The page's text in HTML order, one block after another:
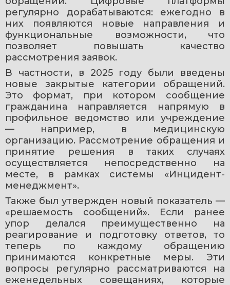
регулярно дорабатываются: ежегодно в
них появляются новые направления и
функциональные возможности, что
позволяет повышать качество
рассмотрения заявок.
В частности, в 2025 году были введены
новые закрытые категории обращений.
Это формат, при котором сообщение
гражданина направляется напрямую в
профильное ведомство или учреждение
— например, в медицинскую
организацию. Рассмотрение обращения и
принятие решения в таких случаях
осуществляется непосредственно на
месте, в рамках системы «Инцидент-
менеджмент».
Также был утвержден новый показатель —
«решаемость сообщений». Если ранее
упор делался преимущественно на
реагирование и подготовку ответов, то
теперь по каждому обращению
принимаются конкретные меры. Эти
вопросы регулярно рассматриваются на
еженедельных совещаниях, которые